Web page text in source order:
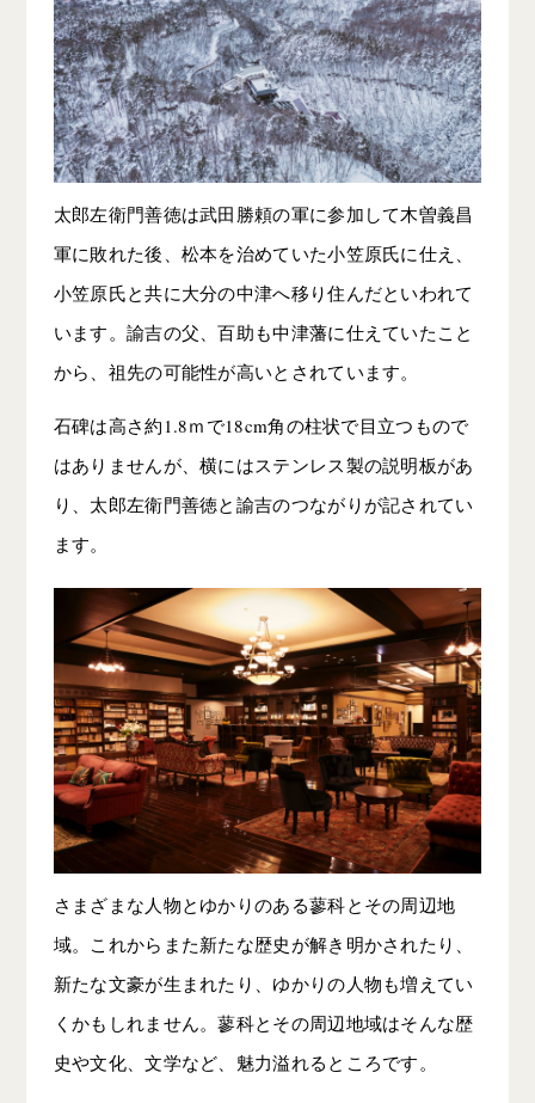
太郎左衛門善徳は武田勝頼の軍に参加して木曽義昌
軍に敗れた後、松本を治めていた小笠原氏に仕え、
小笠原氏と共に大分の中津へ移り住んだといわれて
います。諭吉の父、百助も中津藩に仕えていたこと
から、祖先の可能性が高いとされています。
石碑は高さ約1.8ｍで18cm角の柱状で目立つもので
はありませんが、横にはステンレス製の説明板があ
り、太郎左衛門善徳と諭吉のつながりが記されてい
ます。
さまざまな人物とゆかりのある蓼科とその周辺地
域。これからまた新たな歴史が解き明かされたり、
新たな文豪が生まれたり、ゆかりの人物も増えてい
くかもしれません。蓼科とその周辺地域はそんな歴
史や文化、文学など、魅力溢れるところです。